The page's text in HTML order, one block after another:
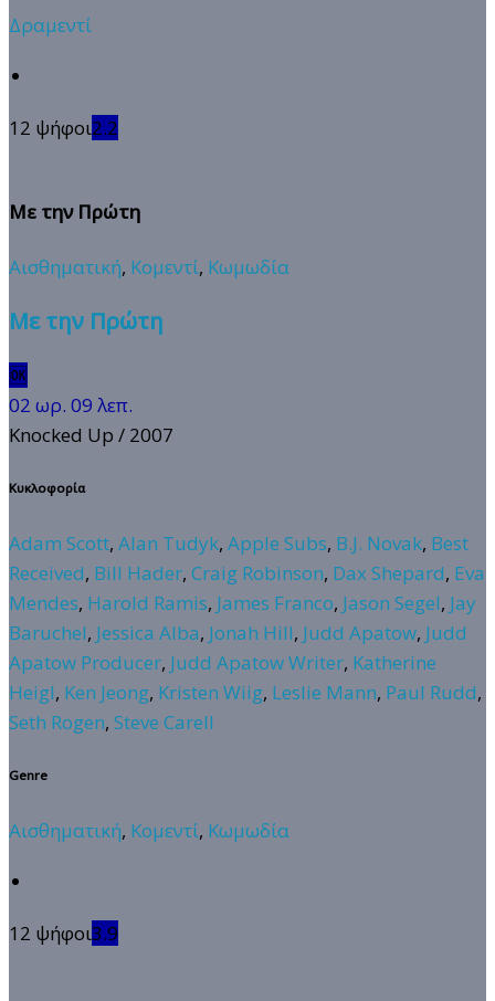
Δραμεντί
12 ψήφοι2.2
Με την Πρώτη
Αισθηματική, Κομεντί, Κωμωδία
Με την Πρώτη
🆗
02 ωρ. 09 λεπ.
Knocked Up / 2007
Κυκλοφορία
Adam Scott, Alan Tudyk, Apple Subs, B.J. Novak, Best
Received, Bill Hader, Craig Robinson, Dax Shepard, Eva
Mendes, Harold Ramis, James Franco, Jason Segel, Jay
Baruchel, Jessica Alba, Jonah Hill, Judd Apatow, Judd
Apatow Producer, Judd Apatow Writer, Katherine
Heigl, Ken Jeong, Kristen Wiig, Leslie Mann, Paul Rudd,
Seth Rogen, Steve Carell
Genre
Αισθηματική, Κομεντί, Κωμωδία
12 ψήφοι3.9